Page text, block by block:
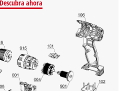
Descubra ahora